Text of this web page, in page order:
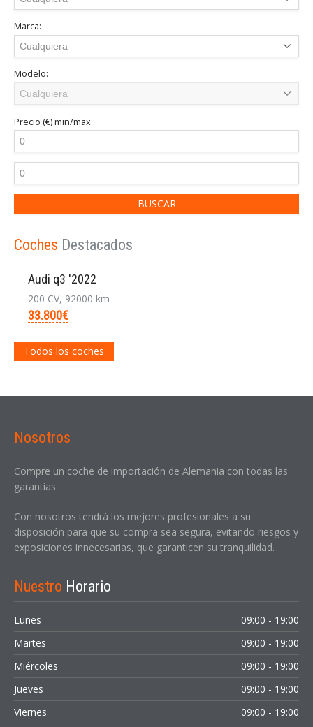
Marca:
Modelo:
Precio (€)min/max
Coches Destacados
Audi q3 '2022
200 CV, 92000 km
33.800€
Todos los coches
Nosotros
Compre un coche de importación de Alemania con todas las
garantías
Con nosotros tendrá los mejores profesionales a su
disposición para que su compra sea segura, evitando riesgos y
exposiciones innecesarias, que garanticen su tranquilidad.
Nuestro Horario
Lunes
09:00 - 19:00
Martes
09:00 - 19:00
Miércoles
09:00 - 19:00
Jueves
09:00 - 19:00
Viernes
09:00 - 19:00